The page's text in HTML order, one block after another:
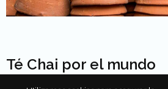
Té Chai por el mundo